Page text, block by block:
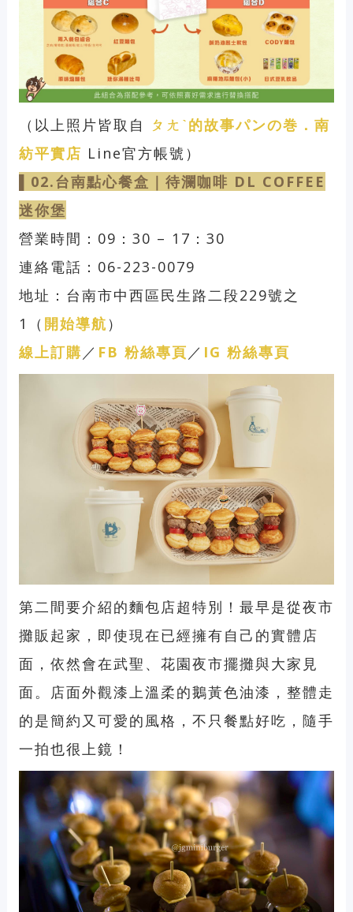
（以上照片皆取自
ㄆㄤˋ的故事パンの巻．南
紡平實店 Line官方帳號）
▌02.台南點心餐盒｜待瀾咖啡 DL COFFEE
迷你堡
營業時間：09：30 – 17：30
連絡電話：06-223-0079
地址：台南市中西區民生路二段229號之
1（ 開始導航 ）
線上訂購 ／ FB 粉絲專頁 ／ IG 粉絲專頁
第二間要介紹的麵包店超特別！最早是從夜市
攤販起家，即使現在已經擁有自己的實體店
面，依然會在武聖、花園夜市擺攤與大家見
面。店面外觀漆上溫柔的鵝黃色油漆，整體走
的是簡約又可愛的風格，不只餐點好吃，隨手
一拍也很上鏡！